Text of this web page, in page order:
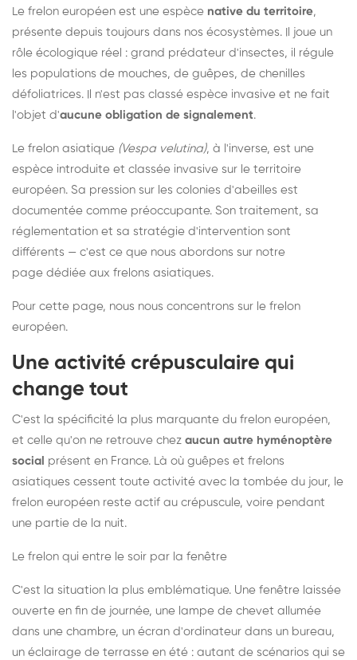
Le frelon européen est une espèce native du territoire,
présente depuis toujours dans nos écosystèmes. Il joue un
rôle écologique réel : grand prédateur d'insectes, il régule
les populations de mouches, de guêpes, de chenilles
défoliatrices. Il n'est pas classé espèce invasive et ne fait
l'objet d'aucune obligation de signalement.
Le frelon asiatique (Vespa velutina), à l'inverse, est une
espèce introduite et classée invasive sur le territoire
européen. Sa pression sur les colonies d'abeilles est
documentée comme préoccupante. Son traitement, sa
réglementation et sa stratégie d'intervention sont
différents — c'est ce que nous abordons sur notre
page dédiée aux frelons asiatiques.
Pour cette page, nous nous concentrons sur le frelon
européen.
Une activité crépusculaire qui
change tout
C'est la spécificité la plus marquante du frelon européen,
et celle qu'on ne retrouve chez aucun autre hyménoptère
social présent en France. Là où guêpes et frelons
asiatiques cessent toute activité avec la tombée du jour, le
frelon européen reste actif au crépuscule, voire pendant
une partie de la nuit.
Le frelon qui entre le soir par la fenêtre
C'est la situation la plus emblématique. Une fenêtre laissée
ouverte en fin de journée, une lampe de chevet allumée
dans une chambre, un écran d'ordinateur dans un bureau,
un éclairage de terrasse en été : autant de scénarios qui se